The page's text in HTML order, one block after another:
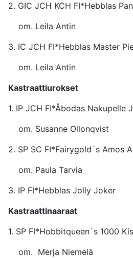
2. GIC JCH KCH
om. Leila Antin
3. IC JCH
om. Leila Antin
Kastraattiurokset
1. IP JCH
om. Susanne Ollonqvist
2. SP SC
om. Paula Tarvia
3. IP
Kastraattinaaraat
1. SP
om. Merja Niemelä